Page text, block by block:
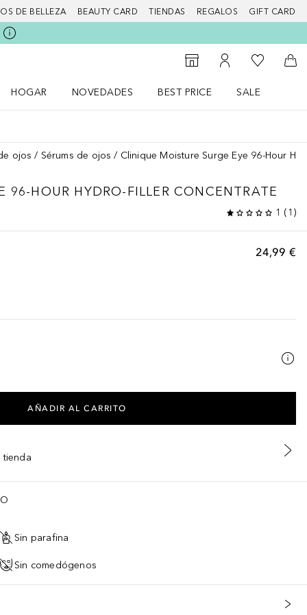
DE BELLEZA BEAUTY CARD TIENDAS REGALOS GIFT CARD
Al Storefinder
Mi cuenta
Mi lista de
A
HOGAR
NOVEDADES
BEST PRICE
SALE
ojos Sérums de ojos Clinique Moisture Surge Eye 96-Hour
96-HOUR HYDRO-FILLER CONCENTRATE
1 ( 1 )
24,99 €
AÑADIR AL CARRITO
tienda
Sin parafina
Sin comedógenos